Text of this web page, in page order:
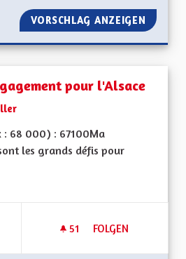
VORSCHLAG ANZEIGEN
pour l'Alsace
: 68 000) : 67100Ma
les grands défis pour
51 51 FOLLOWER
FOLGEN
DÉVELOPPER